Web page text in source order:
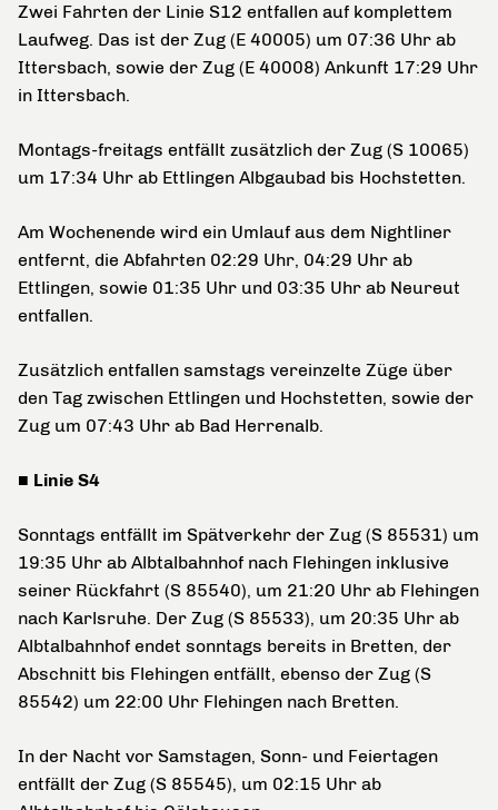
Zwei Fahrten der Linie S12 entfallen auf komplettem
Laufweg. Das ist der Zug (E 40005) um 07:36 Uhr ab
Ittersbach, sowie der Zug (E 40008) Ankunft 17:29 Uhr
in Ittersbach.
Montags-freitags entfällt zusätzlich der Zug (S 10065)
um 17:34 Uhr ab Ettlingen Albgaubad bis Hochstetten.
Am Wochenende wird ein Umlauf aus dem Nightliner
entfernt, die Abfahrten 02:29 Uhr, 04:29 Uhr ab
Ettlingen, sowie 01:35 Uhr und 03:35 Uhr ab Neureut
entfallen.
Zusätzlich entfallen samstags vereinzelte Züge über
den Tag zwischen Ettlingen und Hochstetten, sowie der
Zug um 07:43 Uhr ab Bad Herrenalb.
■ Linie S4
Sonntags entfällt im Spätverkehr der Zug (S 85531) um
19:35 Uhr ab Albtalbahnhof nach Flehingen inklusive
seiner Rückfahrt (S 85540), um 21:20 Uhr ab Flehingen
nach Karlsruhe. Der Zug (S 85533), um 20:35 Uhr ab
Albtalbahnhof endet sonntags bereits in Bretten, der
Abschnitt bis Flehingen entfällt, ebenso der Zug (S
85542) um 22:00 Uhr Flehingen nach Bretten.
In der Nacht vor Samstagen, Sonn- und Feiertagen
entfällt der Zug (S 85545), um 02:15 Uhr ab